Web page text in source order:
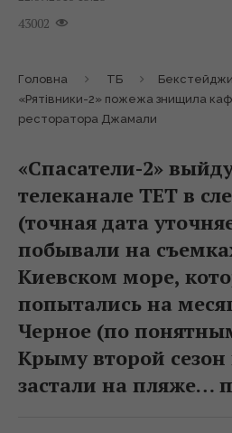
43002
Головна ТБ Бекстейджи
«Рятівники-2» пожежа знищила
ресторатора Джамали
«Спасатели-2»
телеканале ТЕТ в
(точная дата
побывали на
Киевском море,
попытались на
Черное (по
Крыму второй
застали на пляже…